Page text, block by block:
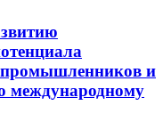
промышленников и
международному